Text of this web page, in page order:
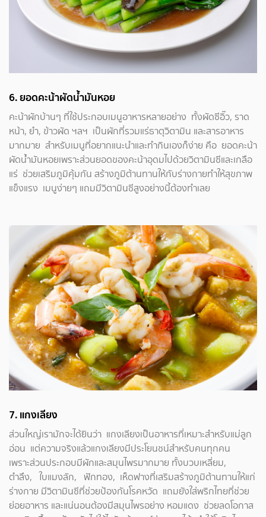
6.ยอดคะน้าผัดน้ำมันหอย
คะน้าผักบ้านๆ ที่ใช้ประกอบเมนูอาหารหลายอย่าง ทั้งผัดซีอิ๊ว, ราด
หน้า, ยำ, ข้าวผัด ฯลฯ เป็นผักที่รวมแร่ธาตุวิตามิน และสารอาหาร
มากมาย สำหรับเมนูที่อยากแนะนำและทำกินเองก็ง่าย คือ ยอดคะน้า
ผัดน้ำมันหอยเพราะส่วนยอดของคะน้าอุดมไปด้วยวิตามินซีและเกลือ
แร่ ช่วยเสริมภูมิคุ้มกัน สร้างภูมิต้านทานให้กับร่างกายทำให้สุขภาพ
แข็งแรง เมนูง่ายๆ แถมมีวิตามินซีสูงอย่างนี้ต้องทำเลย
7.แกงเลียง
ส่วนใหญ่เรามักจะได้ยินว่า แกงเลียงเป็นอาหารที่เหมาะสำหรับแม่ลูก
อ่อน แต่ความจริงแล้วแกงเลียงมีประโยนชน์สำหรับคนทุกคน
เพราะส่วนประกอบมีผักและสมุนไพรมากมาย ทั้งบวบเหลี่ยม,
ตำลึง, ใบแมงลัก, ฟักทอง, เห็ดฟางที่เสริมสร้างภูมิต้านทานให้แก่
ร่างกาย มีวิตามินซีที่ช่วยป้องกันโรคหวัด แถมยังใส่พริกไทยที่ช่วย
ย่อยอาหาร และแน่นอนต้องมีสมุนไพรอย่าง หอมแดง ช่วยลดโอกาส